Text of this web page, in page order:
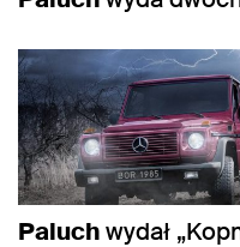
Paluchwydał